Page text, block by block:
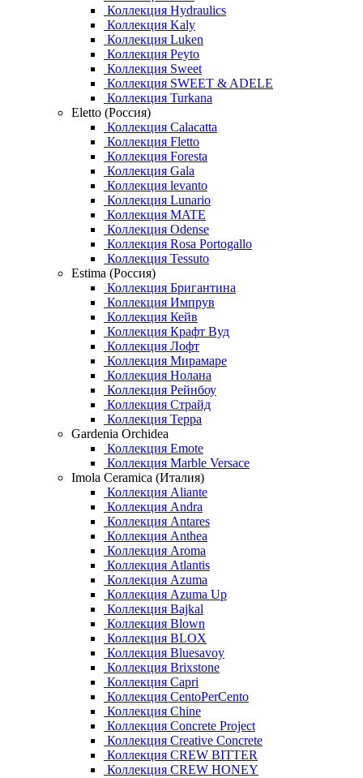
Коллекция Hydraulics
Коллекция Kaly
Коллекция Luken
Коллекция Peyto
Коллекция Sweet
Коллекция SWEET & ADELE
Коллекция Turkana
Eletto (Россия)
Коллекция Calacatta
Коллекция Fletto
Коллекция Foresta
Коллекция Gala
Коллекция levanto
Коллекция Lunario
Коллекция MATE
Коллекция Odense
Коллекция Rosa Portogallo
Коллекция Tessuto
Estima (Россия)
Коллекция Бригантина
Коллекция Импрув
Коллекция Кейв
Коллекция Крафт Вуд
Коллекция Лофт
Коллекция Мирамаре
Коллекция Нолана
Коллекция Рейнбоу
Коллекция Страйд
Коллекция Терра
Gardenia Orchidea
Коллекция Emote
Коллекция Marble Versace
Imola Ceramica (Италия)
Коллекция Aliante
Коллекция Andra
Коллекция Antares
Коллекция Anthea
Коллекция Aroma
Коллекция Atlantis
Коллекция Azuma
Коллекция Azuma Up
Коллекция Bajkal
Коллекция Blown
Коллекция BLOX
Коллекция Bluesavoy
Коллекция Brixstone
Коллекция Capri
Коллекция CentoPerCento
Коллекция Chine
Коллекция Concrete Project
Коллекция Creative Concrete
Коллекция CREW BITTER
Коллекция CREW HONEY